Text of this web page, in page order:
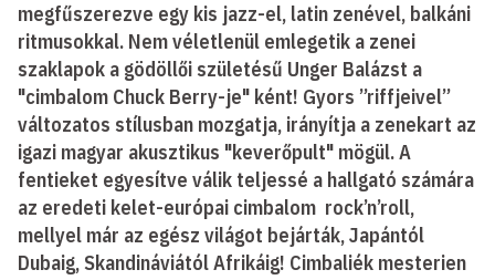
megfűszerezve egy kis jazz-el, latin zenével, balkáni
ritmusokkal. Nem véletlenül emlegetik a zenei
szaklapok a gödöllői születésű Unger Balázst a
"cimbalom Chuck Berry-je" ként! Gyors ”riffjeivel”
változatos stílusban mozgatja, irányítja a zenekart az
igazi magyar akusztikus "keverőpult" mögül. A
fentieket egyesítve válik teljessé a hallgató számára
az eredeti kelet-európai cimbalom rock’n’roll,
mellyel már az egész világot bejárták, Japántól
Dubaig, Skandináviától Afrikáig! Cimbaliék mesterien